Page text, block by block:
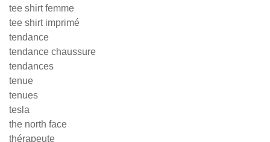
tee shirt femme
tee shirt imprimé
tendance
tendance chaussure
tendances
tenue
tenues
tesla
the north face
thérapeute